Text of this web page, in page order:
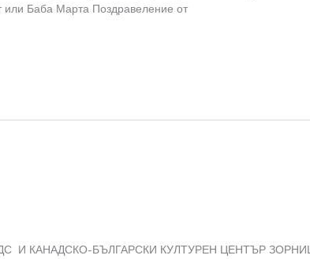
Баба Марта Поздравеление от
КАНАДСКО-БЪЛГАРСКИ КУЛТУРЕН ЦЕНТЪР